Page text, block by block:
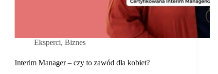
Eksperci, Biznes
Interim Manager – czy to zawód dla kobiet?